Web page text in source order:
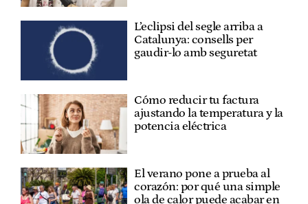
L’eclipsi del segle arriba a
Catalunya: consells per
gaudir-lo amb seguretat
Cómo reducir tu factura
ajustando la temperatura y la
potencia eléctrica
El verano pone a prueba al
corazón: por qué una simple
ola de calor puede acabar en